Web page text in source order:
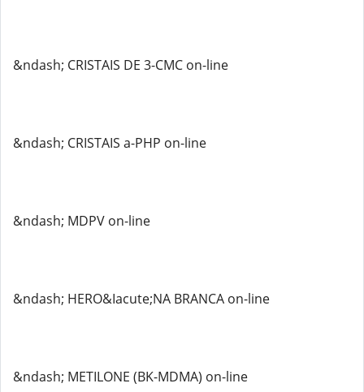
&ndash; CRISTAIS DE 3-CMC on-line
&ndash; CRISTAIS a-PHP on-line
&ndash; MDPV on-line
&ndash; HERO&Iacute;NA BRANCA on-line
&ndash; METILONE (BK-MDMA) on-line